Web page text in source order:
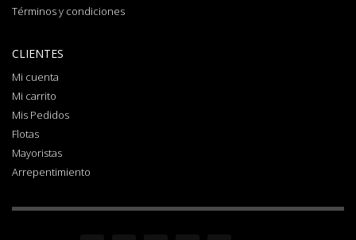
Términos y condiciones
CLIENTES
Mi cuenta
Mi carrito
Mis Pedidos
Flotas
Mayoristas
Arrepentimiento